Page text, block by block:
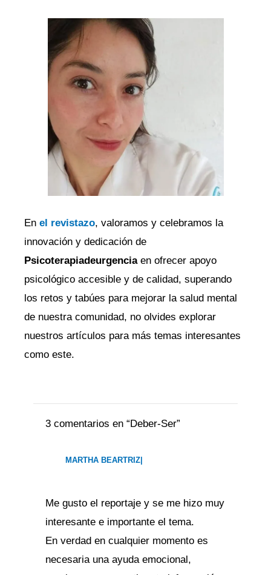
En el revistazo, valoramos y celebramos la
innovación y dedicación de
Psicoterapiadeurgenciaen ofrecer apoyo
psicológico accesible y de calidad, superando
los retos y tabúes para mejorar la salud mental
de nuestra comunidad, no olvides explorar
nuestros artículos para más temas interesantes
como este.
3 comentarios en “Deber-Ser”
MARTHA BEARTRIZ|
Me gusto el reportaje y se me hizo muy
interesante e importante el tema.
En verdad en cualquier momento es
necesaria una ayuda emocional,